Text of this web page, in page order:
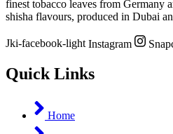
finest tobacco leaves from Germany
shisha flavours, produced in Dubai
Jki-facebook-light Instagram
Quick Links
Home